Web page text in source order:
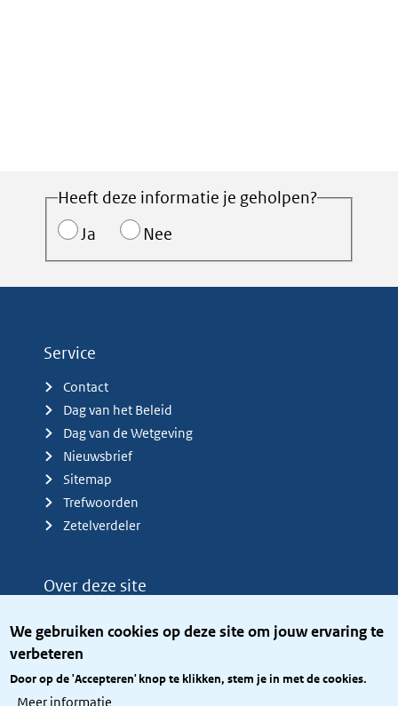
We gebruiken cookies op deze site om jouw ervaring te
verbeteren
Door op de 'Accepteren' knop te klikken, stem je in met de cookies.
Meer informatie
Heeft deze informatie je geholpen?
Ja
Nee
Service
Contact
Dag van het Beleid
Dag van de Wetgeving
Nieuwsbrief
Sitemap
Trefwoorden
Zetelverdeler
Over deze site
Privacy
Toegang site openbaar